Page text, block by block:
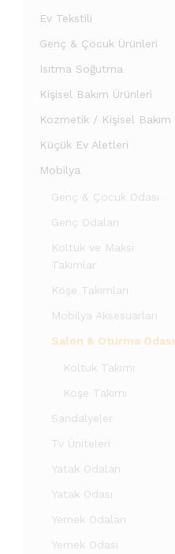
Ev Tekstili
Genç & Çocuk Ürünleri
Isıtma Soğutma
Kişisel Bakım Ürünleri
Kozmetik / Kişisel Bakım
Küçük Ev Aletleri
Mobilya
Genç & Çocuk Odası
Genç Odaları
Koltuk ve Maksi
Takımlar
Köşe Takımları
Mobilya Aksesuarları
Salon & Oturma Odası
Koltuk Takımı
Köşe Takımı
Sandalyeler
Tv Üniteleri
Yatak Odaları
Yatak Odası
Yemek Odaları
Yemek Odası